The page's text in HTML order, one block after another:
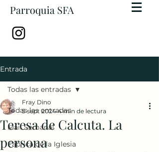
Parroquia SFA
Entrada
Todas las entradas
Mail Semanal
Fábrica de la Iglesia
Todas las entradas
Teresa de Calcuta. La
persona
Fray Dino
5 sept 2024 4 min de lectura